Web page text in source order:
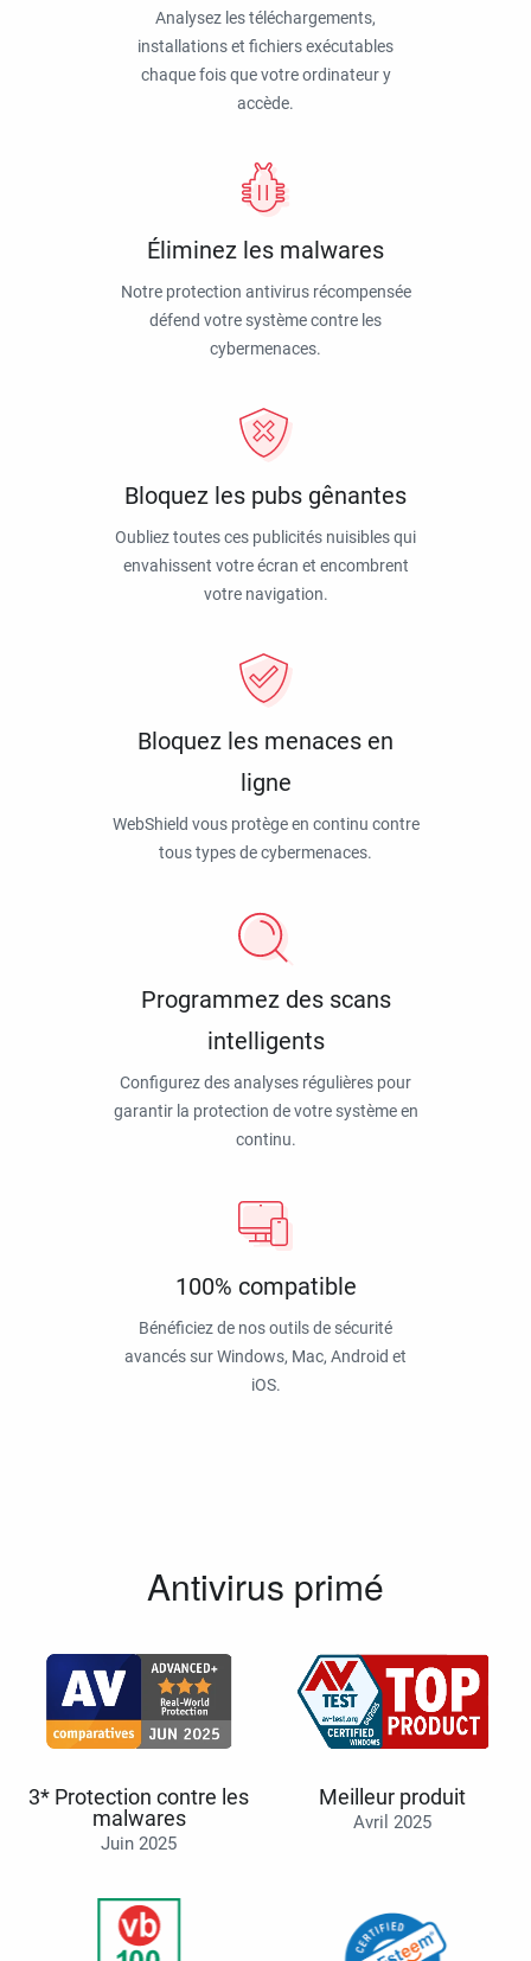
Analysez les téléchargements,
installations et fichiers exécutables
chaque fois que votre ordinateur y
accède.
Éliminez les malwares
Notre protection antivirus récompensée
défend votre système contre les
cybermenaces.
Bloquez les pubs gênantes
Oubliez toutes ces publicités nuisibles qui
envahissent votre écran et encombrent
votre navigation.
Bloquez les menaces en
ligne
WebShield vous protège en continu contre
tous types de cybermenaces.
Programmez des scans
intelligents
Configurez des analyses régulières pour
garantir la protection de votre système en
continu.
100% compatible
Bénéficiez de nos outils de sécurité
avancés sur Windows, Mac, Android et
iOS.
Antivirus primé
3* Protection contre les
malwares
Juin 2025
Meilleur produit
Avril 2025